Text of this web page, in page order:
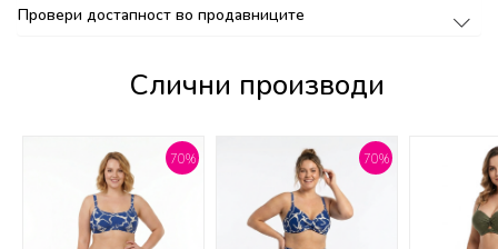
Провери достапност во продавниците
Слични производи
70% 70%